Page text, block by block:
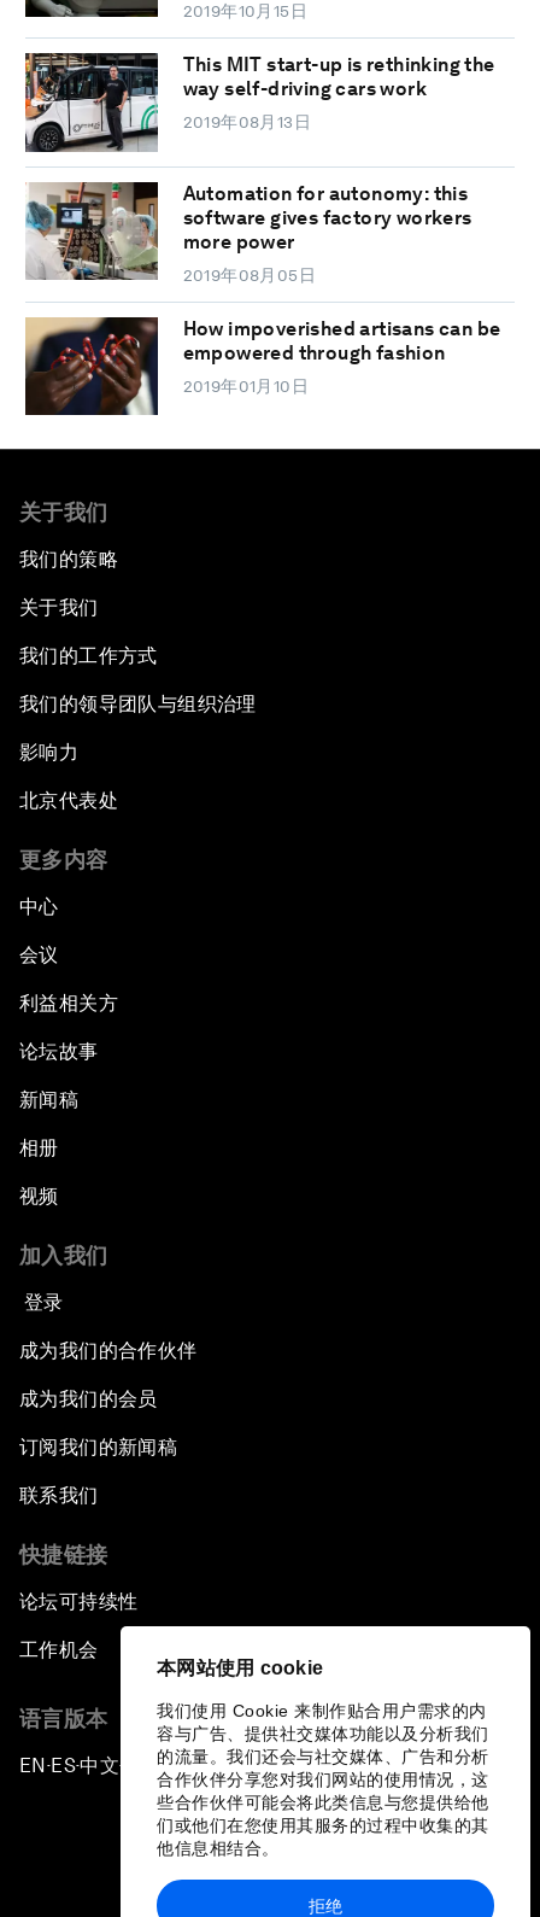
本网站使用 cookie
我们使用 Cookie 来制作贴合用户需求的内
容与广告、提供社交媒体功能以及分析我们
的流量。我们还会与社交媒体、广告和分析
合作伙伴分享您对我们网站的使用情况，这
些合作伙伴可能会将此类信息与您提供给他
们或他们在您使用其服务的过程中收集的其
他信息相结合。
拒绝
2019年10月15日
This MIT start-up is rethinking the
way self-driving cars work
2019年08月13日
Automation for autonomy: this
software gives factory workers
more power
2019年08月05日
How impoverished artisans can be
empowered through fashion
2019年01月10日
关于我们
我们的策略
关于我们
我们的工作方式
我们的领导团队与组织治理
影响力
北京代表处
更多内容
中心
会议
利益相关方
论坛故事
新闻稿
相册
视频
加入我们
登录
成为我们的合作伙伴
成为我们的会员
订阅我们的新闻稿
联系我们
快捷链接
论坛可持续性
工作机会
语言版本
EN ▪ES▪中文▪ 日本語